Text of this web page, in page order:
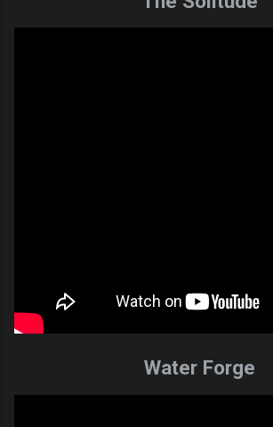
Water Forge